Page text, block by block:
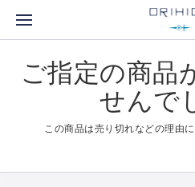
ご指定の商品
せんで
この商品は売り切れなどの理由